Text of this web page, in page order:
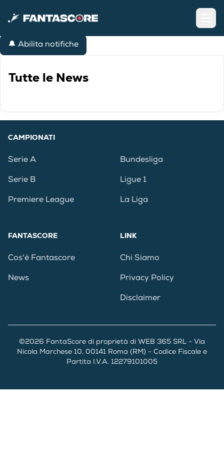
🔔 Abilita notifiche
Tutte le News
CAMPIONATI
Serie A
Serie B
Premiere League
Bundesliga
Ligue 1
La Liga
FANTASCORE
Cos'è Fantascore
News
LINK
Chi Siamo
Privacy Policy
Disclaimer
©2026 FantaScore di proprietà di WEB 365 SRL - Via
Nicola Marchese 10, 00141 Roma (RM) - Codice Fiscale e
Partita I.V.A. 12279101005